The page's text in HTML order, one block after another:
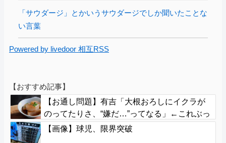
「サウダージ」とかいうサウダージでしか聞いたことな
い言葉
Powered by livedoor 相互RSS
【おすすめ記事】
【お通し問題】有吉「大根おろしにイクラが
のってたりさ、“嫌だ…”ってなる」←これぶっ
ちゃけ共感できるよな？
【画像】球児、限界突破